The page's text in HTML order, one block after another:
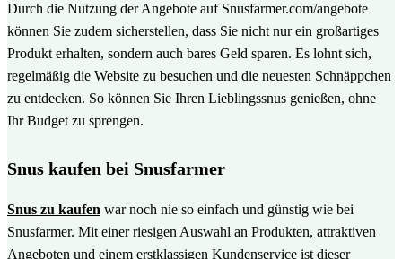
Durch die Nutzung der Angebote auf Snusfarmer.com/angebote
können Sie zudem sicherstellen, dass Sie nicht nur ein großartiges
Produkt erhalten, sondern auch bares Geld sparen. Es lohnt sich,
regelmäßig die Website zu besuchen und die neuesten Schnäppchen
zu entdecken. So können Sie Ihren Lieblingssnus genießen, ohne
Ihr Budget zu sprengen.
Snus kaufen bei Snusfarmer
Snus zu kaufen war noch nie so einfach und günstig wie bei
Snusfarmer. Mit einer riesigen Auswahl an Produkten, attraktiven
Angeboten und einem erstklassigen Kundenservice ist dieser